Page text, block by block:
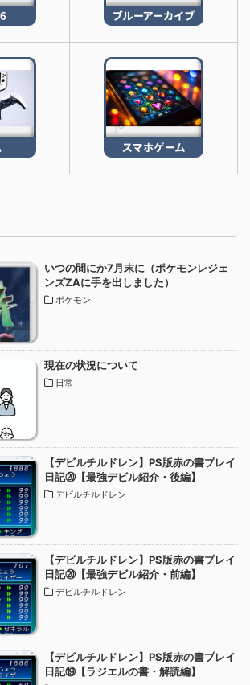
いつの間にか7月末に（ポケモンレジェ
ンズZAに手を出しました）
ポケモン
現在の状況について
日常
【デビルチルドレン】PS版赤の書プレイ
日記⑳【最強デビル紹介・後編】
デビルチルドレン
【デビルチルドレン】PS版赤の書プレイ
日記⑳【最強デビル紹介・前編】
デビルチルドレン
【デビルチルドレン】PS版赤の書プレイ
日記⑲【ラジエルの書・解読編】